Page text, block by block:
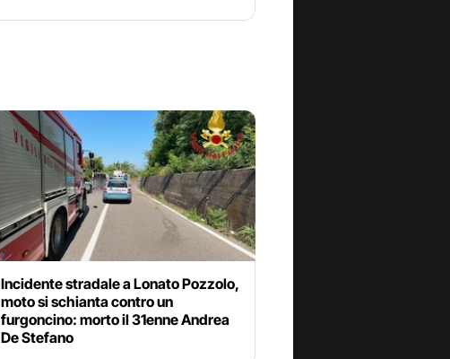
Incidente stradale a Lonato Pozzolo,
moto si schianta contro un
furgoncino: morto il 31enne Andrea
De Stefano